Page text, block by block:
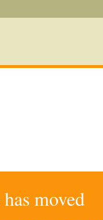
moved